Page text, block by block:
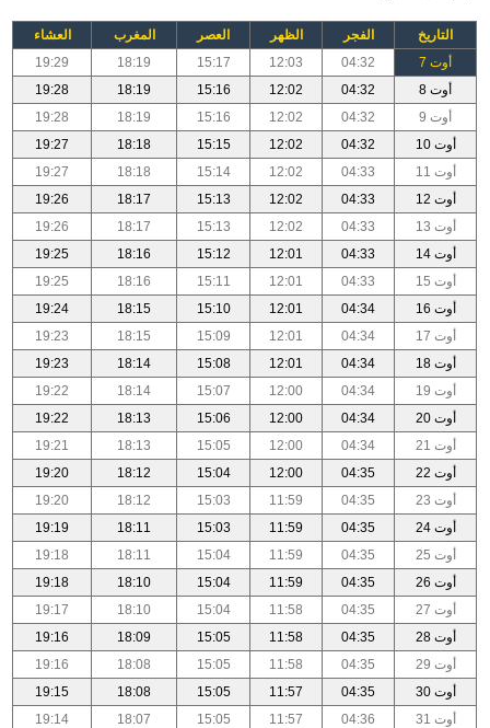
التاريخ الفجر الظهر العصر المغرب
العشاء
أوت 7
04:32
12:03
15:17
18:19
19:29
أوت 8
04:32
12:02
15:16
18:19
19:28
أوت 9
04:32
12:02
15:16
18:19
19:28
أوت 10
04:32
12:02
15:15
18:18
19:27
أوت 11
04:33
12:02
15:14
18:18
19:27
أوت 12
04:33
12:02
15:13
18:17
19:26
أوت 13
04:33
12:02
15:13
18:17
19:26
أوت 14
04:33
12:01
15:12
18:16
19:25
أوت 15
04:33
12:01
15:11
18:16
19:25
أوت 16
04:34
12:01
15:10
18:15
19:24
أوت 17
04:34
12:01
15:09
18:15
19:23
أوت 18
04:34
12:01
15:08
18:14
19:23
أوت 19
04:34
12:00
15:07
18:14
19:22
أوت 20
04:34
12:00
15:06
18:13
19:22
أوت 21
04:34
12:00
15:05
18:13
19:21
أوت 22
04:35
12:00
15:04
18:12
19:20
أوت 23
04:35
11:59
15:03
18:12
19:20
أوت 24
04:35
11:59
15:03
18:11
19:19
أوت 25
04:35
11:59
15:04
18:11
19:18
أوت 26
04:35
11:59
15:04
18:10
19:18
أوت 27
04:35
11:58
15:04
18:10
19:17
أوت 28
04:35
11:58
15:05
18:09
19:16
أوت 29
04:35
11:58
15:05
18:08
19:16
أوت 30
04:35
11:57
15:05
18:08
19:15
أوت 31
04:36
11:57
15:05
18:07
19:14